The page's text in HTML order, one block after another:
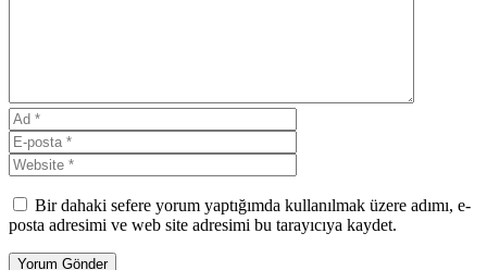
Bir dahaki sefere yorum yaptığımda kullanılmak üzere adımı, e-
posta adresimi ve web site adresimi bu tarayıcıya kaydet.